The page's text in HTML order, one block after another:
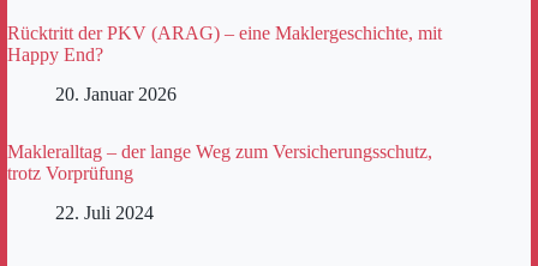
Rücktritt der PKV (ARAG) – eine Maklergeschichte, mit
Happy End?
20. Januar 2026
Makleralltag – der lange Weg zum Versicherungsschutz,
trotz Vorprüfung
22. Juli 2024